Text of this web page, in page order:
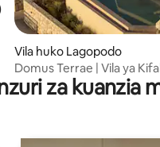
wastani wa 4.8 kati ya 5,
Vila huko Lagopodo
Domus Terrae | Vila ya
Bwawa, Sauna na
za kuanzia